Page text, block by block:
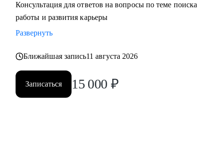
Консультация для ответов на вопросы по теме поиска
работы и развития карьеры
Развернуть
Ближайшая запись11 августа 2026
Записаться 15 000 ₽